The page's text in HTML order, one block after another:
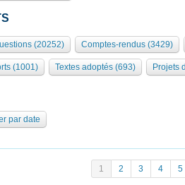
(20252) Comptes-rendus (3429)
(1001) Textes adoptés (693) Projets
par date
1 2 3 4 5